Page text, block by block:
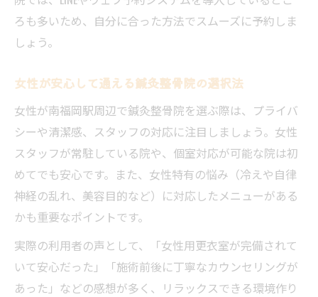
ろも多いため、自分に合った方法でスムーズに予約しま
しょう。
女性が安心して通える鍼灸整骨院の選択法
女性が南福岡駅周辺で鍼灸整骨院を選ぶ際は、プライバ
シーや清潔感、スタッフの対応に注目しましょう。女性
スタッフが常駐している院や、個室対応が可能な院は初
めてでも安心です。また、女性特有の悩み（冷えや自律
神経の乱れ、美容目的など）に対応したメニューがある
かも重要なポイントです。
実際の利用者の声として、「女性用更衣室が完備されて
いて安心だった」「施術前後に丁寧なカウンセリングが
あった」などの感想が多く、リラックスできる環境作り